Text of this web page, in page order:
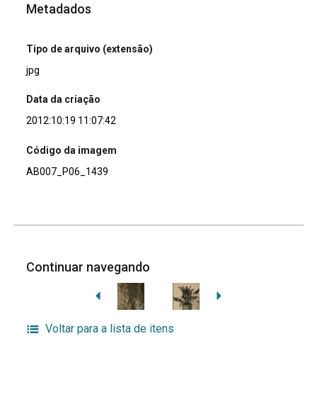
Metadados
Tipo de arquivo (extensão)
jpg
Data da criação
2012:10:19 11:07:42
Código da imagem
AB007_P06_1439
Continuar navegando
Voltar para a lista de itens